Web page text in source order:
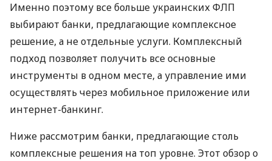
Именно поэтому все больше украинских ФЛП
выбирают банки, предлагающие комплексное
решение, а не отдельные услуги. Комплексный
подход позволяет получить все основные
инструменты в одном месте, а управление ими
осуществлять через мобильное приложение или
интернет-банкинг.
Ниже рассмотрим банки, предлагающие столь
комплексные решения на топ уровне. Этот обзор о